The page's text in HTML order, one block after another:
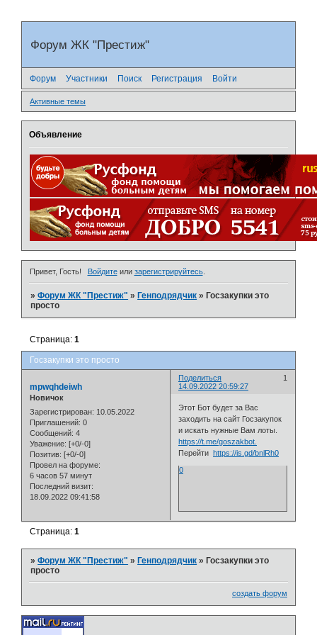
Форум ЖК "Престиж"
Форум Участники Поиск Регистрация Войти
Активные темы
Объявление
Привет, Гость! Войдитеили зарегистрируйтесь.
»Форум ЖК "Престиж" » Генподрядчик » Госзакупки это
просто
Госзакупки это просто
Страница:1
Поделиться
1
14.09.2022 20:59:27
mpwqhdeiwh
Новичок
Зарегистрирован: 10.05.2022
Приглашений: 0
Сообщений: 4
Уважение: [+0/-0]
Позитив: [+0/-0]
Провел на форуме:
6 часов 57 минут
Последний визит:
18.09.2022 09:41:58
Этот Бот будет за Вас
заходить на сайт Госзакупок
и искать нужные Вам лоты.
https://t.me/goszakbot.
Перейтиhttps://is.gd/bnlRh0
0
Страница:1
»Форум ЖК "Престиж" » Генподрядчик » Госзакупки это
просто
создать форум